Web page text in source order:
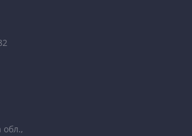
обл.,